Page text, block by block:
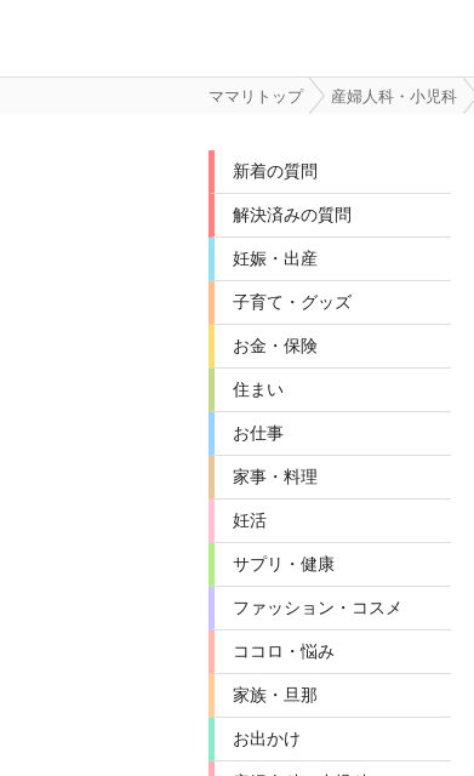
ママリトップ 産婦人科・小児科
新着の質問
解決済みの質問
妊娠・出産
子育て・グッズ
お金・保険
住まい
お仕事
家事・料理
妊活
サプリ・健康
ファッション・コスメ
ココロ・悩み
家族・旦那
お出かけ